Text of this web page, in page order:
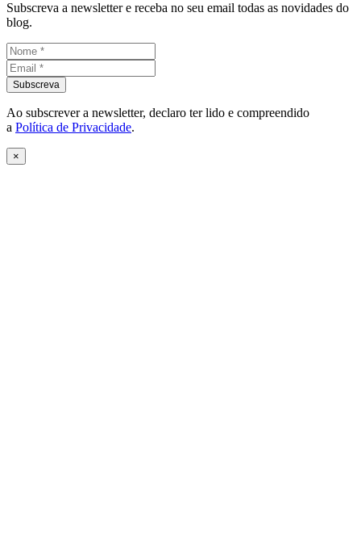
Subscreva a newsletter e receba no seu email todas as novidades do
blog.
Ao subscrever a newsletter, declaro ter lido e compreendido
a Política de Privacidade.
×